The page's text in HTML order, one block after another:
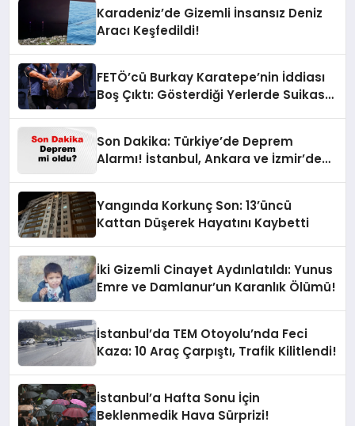
Karadeniz’de Gizemli İnsansız Deniz
Aracı Keşfedildi!
FETÖ’cü Burkay Karatepe’nin İddiası
Boş Çıktı: Gösterdiği Yerlerde Suikast
Son Dakika: Türkiye’de Deprem
Alarmı! İstanbul, Ankara ve İzmir’de
Yangında Korkunç Son: 13’üncü
Kattan Düşerek Hayatını Kaybetti
İki Gizemli Cinayet Aydınlatıldı: Yunus
Emre ve Damlanur’un Karanlık Ölümü!
İstanbul’da TEM Otoyolu’nda Feci
Kaza: 10 Araç Çarpıştı, Trafik Kilitlendi!
İstanbul’a Hafta Sonu İçin
Beklenmedik Hava Sürprizi!